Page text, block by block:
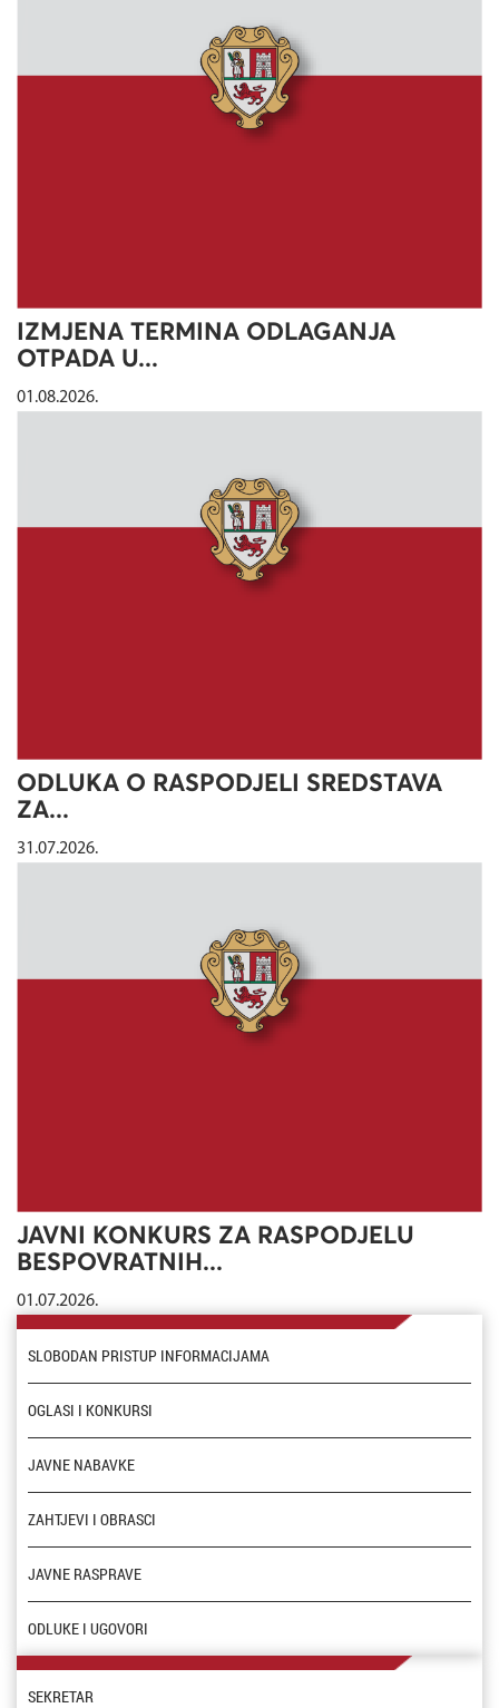
IZMJENA TERMINA ODLAGANJA
OTPADA U...
01.08.2026.
ODLUKA O RASPODJELI SREDSTAVA
ZA...
31.07.2026.
JAVNI KONKURS ZA RASPODJELU
BESPOVRATNIH...
01.07.2026.
SLOBODAN PRISTUP INFORMACIJAMA
OGLASI I KONKURSI
JAVNE NABAVKE
ZAHTJEVI I OBRASCI
JAVNE RASPRAVE
ODLUKE I UGOVORI
SEKRETAR